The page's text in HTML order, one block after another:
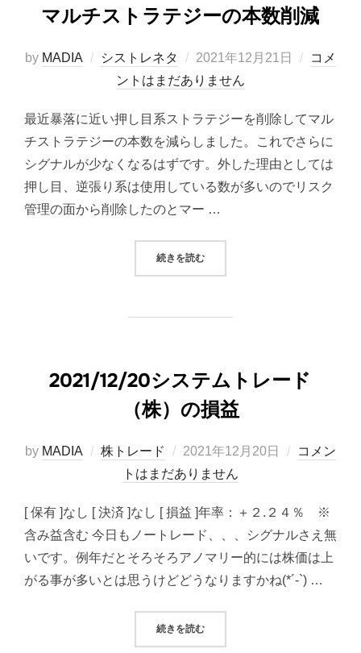
マルチストラテジーの本数削減
by MADIA シストレネタ
投
稿
2021年12月21日
コメ
ントはまだありません
最近暴落に近い押し目系ストラテジーを削除してマル
チストラテジーの本数を減らしました。これでさらに
シグナルが少なくなるはずです。外した理由としては
押し目、逆張り系は使用している数が多いのでリスク
管理の面から削除したのとマー …
続きを読む“マルチストラテジーの本数削減”
2021/12/20システムトレード
（株）の損益
by MADIA 株トレード
投
稿
2021年12月20日
コメン
トはまだありません
[ 保有 ]なし [ 決済 ]なし [ 損益 ]年率：＋２.２４％ ※
含み益含む 今日もノートレード、、、シグナルさえ無
いです。例年だとそろそろアノマリー的には株価は上
がる事が多いとは思うけどどうなりますかね(*´-`) …
続きを読む“2021/12/20システムトレード（株